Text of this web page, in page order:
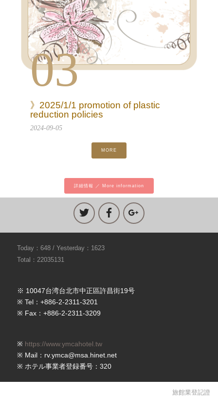
03
》2025/1/1 promotion of plastic
reduction policies
2024-09-05
MORE
詳細情報 ／ More information
Today：648 / Yesterday：1623
Total：22035131
※ 10047台湾台北市中正區許昌街19号
※ Tel：+886-2-2311-3201
※ Fax：+886-2-2311-3209
※ https://www.ymcahotel.tw
※ Mail：rv.ymca@msa.hinet.net
※ ホテル事業者登録番号：320
旅館業登記證